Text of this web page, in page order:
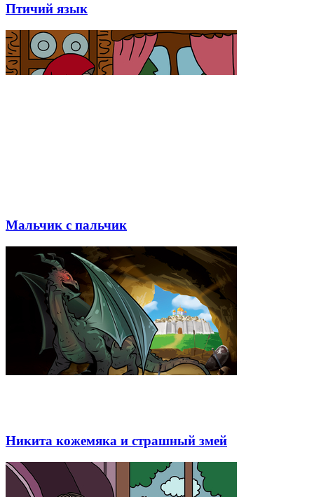
Птичий язык
Мальчик с пальчик
Никита кожемяка и страшный змей